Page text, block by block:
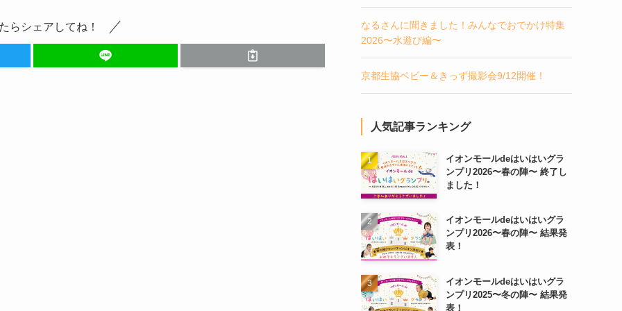
らシェアしてね！
なるさんに聞きました！みんなでおでかけ特集
2026〜水遊び編〜
京都生協ベビー＆きっず撮影会9/12開催！
人気記事ランキング
イオンモールdeはいはいグラ
ンプリ2026〜春の陣〜 終了し
ました！
イオンモールdeはいはいグラ
ンプリ2026〜春の陣〜 結果発
表！
イオンモールdeはいはいグラ
ンプリ2025〜冬の陣〜 結果発
表！